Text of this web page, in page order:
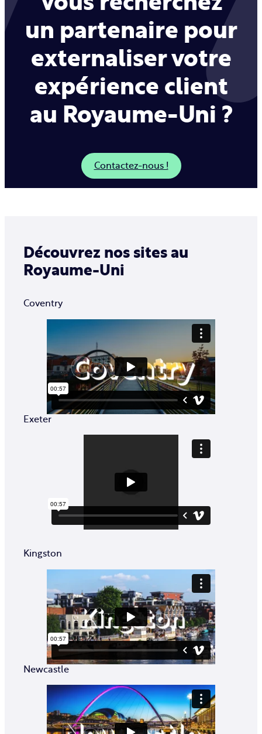
un partenaire pour
externaliser votre
expérience client
au Royaume-Uni ?
Contactez-nous !
Découvrez nos sites au
Royaume-Uni
Coventry
Exeter
Kingston
Newcastle